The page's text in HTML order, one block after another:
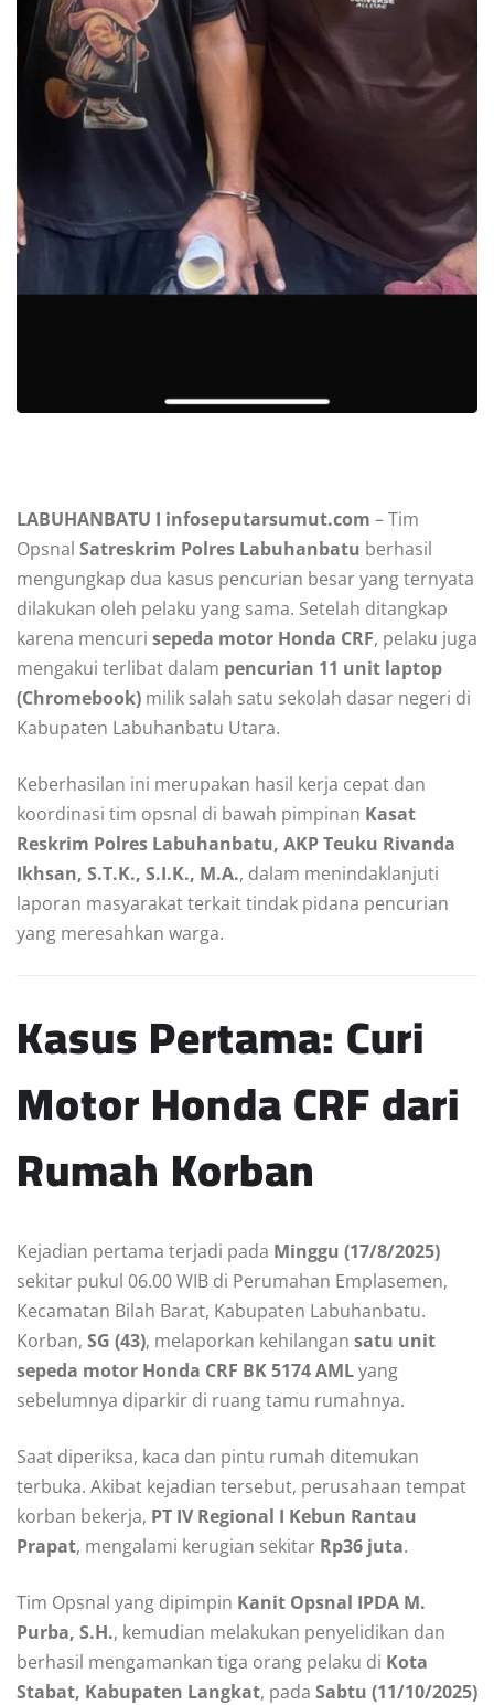
LABUHANBATU I infoseputarsumut.com – Tim
Opsnal Satreskrim Polres Labuhanbatu berhasil
mengungkap dua kasus pencurian besar yang ternyata
dilakukan oleh pelaku yang sama. Setelah ditangkap
karena mencuri sepeda motor Honda CRF, pelaku juga
mengakui terlibat dalam pencurian 11 unit laptop
(Chromebook) milik salah satu sekolah dasar negeri di
Kabupaten Labuhanbatu Utara.
Keberhasilan ini merupakan hasil kerja cepat dan
koordinasi tim opsnal di bawah pimpinan Kasat
Reskrim Polres Labuhanbatu, AKP Teuku Rivanda
Ikhsan, S.T.K., S.I.K., M.A., dalam menindaklanjuti
laporan masyarakat terkait tindak pidana pencurian
yang meresahkan warga.
Kasus Pertama: Curi
Motor Honda CRF dari
Rumah Korban
Kejadian pertama terjadi pada Minggu (17/8/2025)
sekitar pukul 06.00 WIB di Perumahan Emplasemen,
Kecamatan Bilah Barat, Kabupaten Labuhanbatu.
Korban, SG (43), melaporkan kehilangan satu unit
sepeda motor Honda CRF BK 5174 AMLyang
sebelumnya diparkir di ruang tamu rumahnya.
Saat diperiksa, kaca dan pintu rumah ditemukan
terbuka. Akibat kejadian tersebut, perusahaan tempat
korban bekerja, PT IV Regional I Kebun Rantau
Prapat, mengalami kerugian sekitar Rp36 juta.
Tim Opsnal yang dipimpin Kanit Opsnal IPDA M.
Purba, S.H., kemudian melakukan penyelidikan dan
berhasil mengamankan tiga orang pelaku di Kota
Stabat, Kabupaten Langkat, pada Sabtu (11/10/2025)